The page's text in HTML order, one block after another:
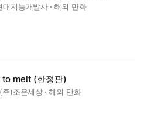
대지능개발사 해외 만화
melt (한정판)
(주)조은세상 해외 만화